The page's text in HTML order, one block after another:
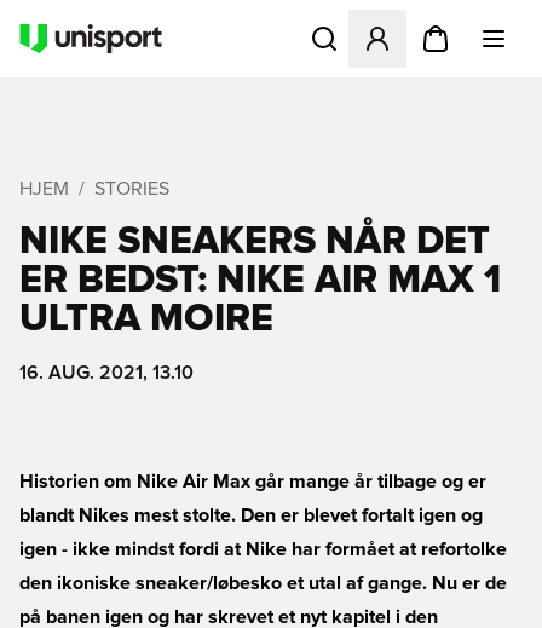
Åbner en Modal til at
HJEM STORIES
NIKE SNEAKERS NÅR DET
ER BEDST: NIKE AIR MAX 1
ULTRA MOIRE
16. AUG. 2021, 13.10
Historien om Nike Air Max går mange år tilbage og er
blandt Nikes mest stolte. Den er blevet fortalt igen og
igen - ikke mindst fordi at Nike har formået at refortolke
den ikoniske sneaker/løbesko et utal af gange. Nu er de
på banen igen og har skrevet et nyt kapitel i den